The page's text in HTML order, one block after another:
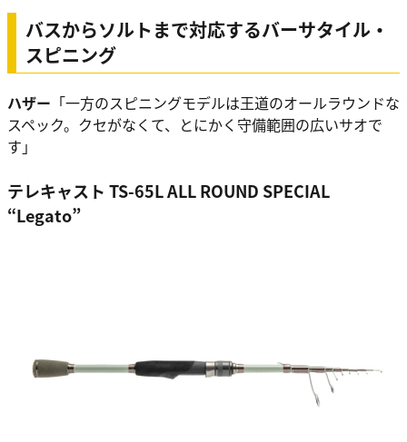
バスからソルトまで対応するバーサタイル・
スピニング
ハザー 「一方のスピニングモデルは王道のオールラウンドな
スペック。クセがなくて、とにかく守備範囲の広いサオで
す」
テレキャスト TS-65L ALL ROUND SPECIAL
“Legato”